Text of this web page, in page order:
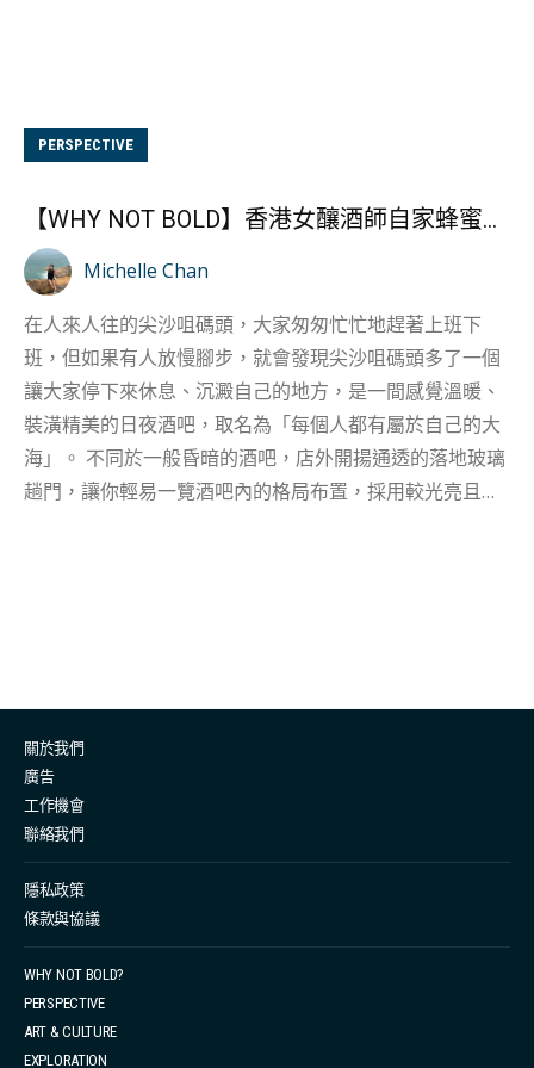
PERSPECTIVE
【WHY NOT BOLD】香港女釀酒師自家蜂蜜酒 日照夜霧第一間日夜酒室 創辦人Nico & Mabel專訪
Michelle Chan
在人來人往的尖沙咀碼頭，大家匆匆忙忙地趕著上班下
班，但如果有人放慢腳步，就會發現尖沙咀碼頭多了一個
讓大家停下來休息、沉澱自己的地方，是一間感覺溫暖、
裝潢精美的日夜酒吧，取名為「每個人都有屬於自己的大
海」。 不同於一般昏暗的酒吧，店外開揚通透的落地玻璃
趟門，讓你輕易一覽酒吧內的格局布置，採用較光亮且溫
廣及品牌管理。 在 Instagram 查看這則貼文 每個人都有
屬於自己的大海
喝啤酒到成為女釀酒師 Nico 當初加入釀酒行業，可以說
是興趣為先，她提到：「因為我喜歡喝有氣的東西，由小
時候喝汽水到長大後喜歡喝啤酒，所以我在我讀書的時候
就去酒廠做part-time。」 釀造啤酒的工序繁複，每個步
鹼值的多少、甚至麥汁的溫度高低等。工作例如有碾碎麥
芽、處理原材料、控制遠心分離機等工序，同時要持續監
測及檢視各樣的溫度與系數，並確保所有酒管及設備的消
關於我們
廣告
工作機會
聯絡我們
隱私政策
條款與協議
WHY NOT BOLD?
PERSPECTIVE
ART & CULTURE
EXPLORATION